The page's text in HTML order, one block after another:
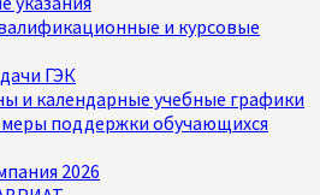
и курсовые
ГЭК
и календарные учебные графики
поддержки обучающихся
2026